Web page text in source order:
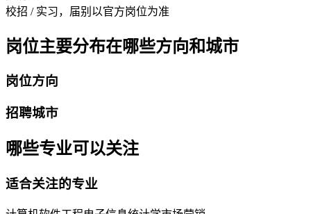
校招 / 实习，届别以官方岗位为准
岗位主要分布在哪些方向和城市
岗位方向
招聘城市
哪些专业可以关注
适合关注的专业